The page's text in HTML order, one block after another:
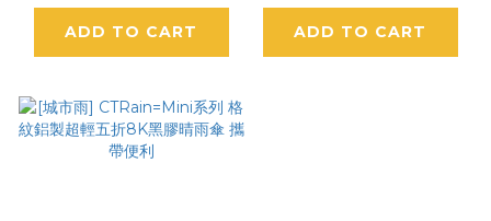
ADD TO CART
利
ADD TO CART